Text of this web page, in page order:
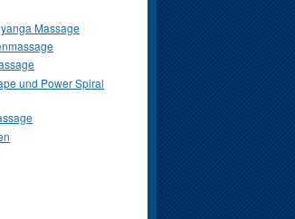
Massage
und Power Spiral